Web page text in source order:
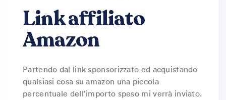
Link affiliato
Amazon
Partendo dal link sponsorizzato ed acquistando
qualsiasi cosa su amazon una piccola
percentuale dell’importo speso mi verrà inviato.